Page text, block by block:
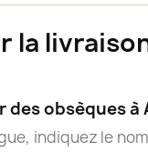
livraison
obsèques à
indiquez le